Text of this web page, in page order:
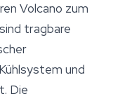
Volcano zum
tragbare
und
Die